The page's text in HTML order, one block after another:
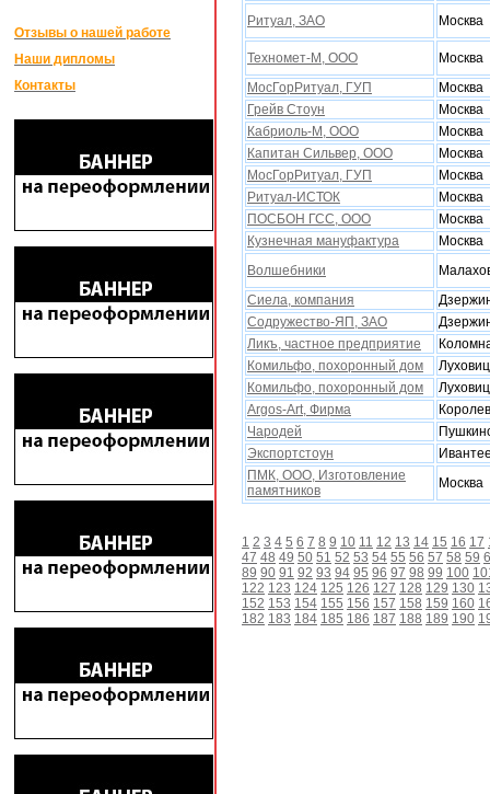
Отзывы о нашей работе
Наши дипломы
Контакты
Ритуал, ЗАО
Москва
Техномет-М, ООО
Москва
МосГорРитуал, ГУП
Москва
Грейв Стоун
Москва
Кабриоль-М, ООО
Москва
Капитан Сильвер, ООО
Москва
МосГорРитуал, ГУП
Москва
Ритуал-ИСТОК
Москва
ПОСБОН ГСС, ООО
Москва
Кузнечная мануфактура
Москва
Волшебники
Сиела, компания
Содружество-ЯП, ЗАО
Ликъ, частное предприятие
Комильфо, похоронный дом
Комильфо, похоронный дом
Argos-Art, Фирма
Королев
Чародей
Экспортстоун
ПМК, ООО, Изготовление
памятников
Москва
1 2 3 4 5 6 7 8 9 10 11 12 13 14 15 16 17
47 48 49 50 51 52 53 54 55 56 57 58 59
89 90 91 92 93 94 95 96 97 98 99 100
122 123 124 125 126 127 128 129 130
152 153 154 155 156 157 158 159 160
182 183 184 185 186 187 188 189 190